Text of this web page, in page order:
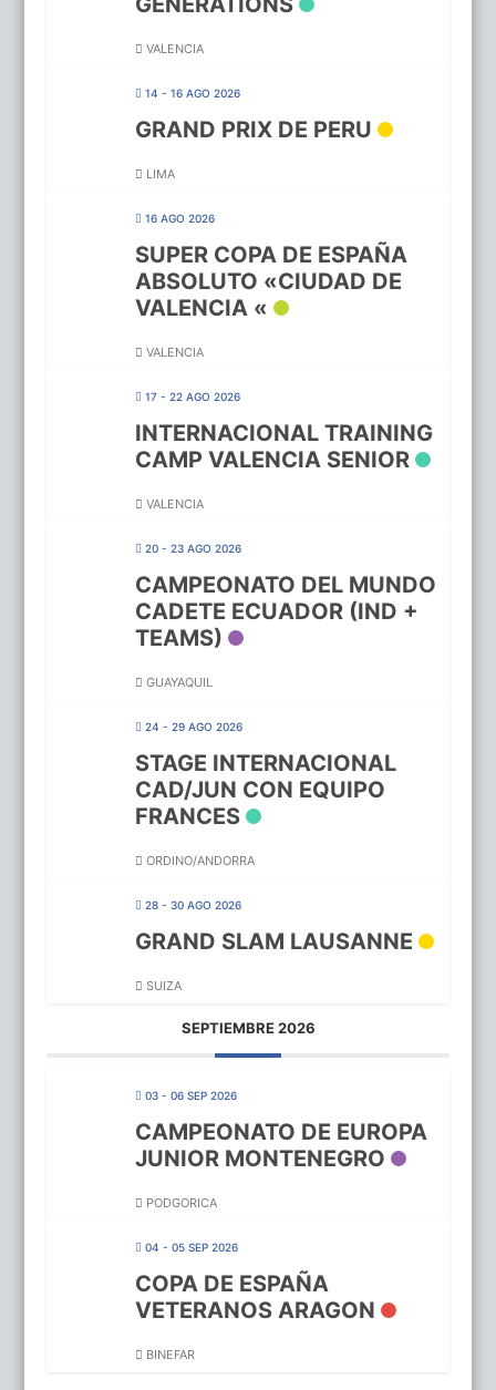
VALENCIA
14 - 16 AGO 2026
GRAND PRIX DE PERU
LIMA
16 AGO 2026
SUPER COPA DE ESPAÑA
ABSOLUTO «CIUDAD DE
VALENCIA «
VALENCIA
17 - 22 AGO 2026
INTERNACIONAL TRAINING
CAMP VALENCIA SENIOR
VALENCIA
20 - 23 AGO 2026
CAMPEONATO DEL MUNDO
CADETE ECUADOR (IND +
TEAMS)
GUAYAQUIL
24 - 29 AGO 2026
STAGE INTERNACIONAL
CAD/JUN CON EQUIPO
FRANCES
ORDINO/ANDORRA
28 - 30 AGO 2026
GRAND SLAM LAUSANNE
SUIZA
SEPTIEMBRE 2026
03 - 06 SEP 2026
CAMPEONATO DE EUROPA
JUNIOR MONTENEGRO
PODGORICA
04 - 05 SEP 2026
COPA DE ESPAÑA
VETERANOS ARAGON
BINEFAR